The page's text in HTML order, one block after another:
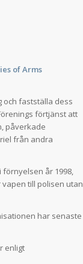
of Arms
och fastställa dess
förtjänst att
påverkade
från andra
år 1998,
till polisen utan
har senaste
enligt